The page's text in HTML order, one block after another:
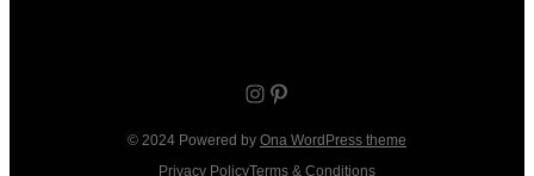
Instagram Pinterest
© 2024 Powered by Ona WordPress theme
Privacy PolicyTerms & Conditions